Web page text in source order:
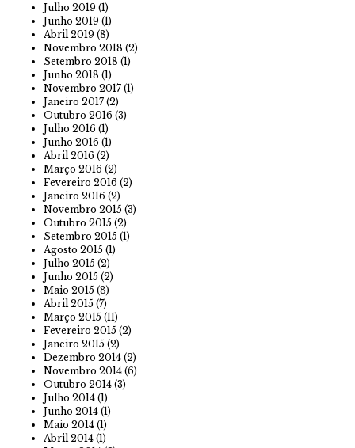
Julho 2019 (1)
Junho 2019 (1)
Abril 2019 (8)
Novembro 2018 (2)
Setembro 2018 (1)
Junho 2018 (1)
Novembro 2017 (1)
Janeiro 2017 (2)
Outubro 2016 (3)
Julho 2016 (1)
Junho 2016 (1)
Abril 2016 (2)
Março 2016 (2)
Fevereiro 2016 (2)
Janeiro 2016 (2)
Novembro 2015 (3)
Outubro 2015 (2)
Setembro 2015 (1)
Agosto 2015 (1)
Julho 2015 (2)
Junho 2015 (2)
Maio 2015 (8)
Abril 2015 (7)
Março 2015 (11)
Fevereiro 2015 (2)
Janeiro 2015 (2)
Dezembro 2014 (2)
Novembro 2014 (6)
Outubro 2014 (3)
Julho 2014 (1)
Junho 2014 (1)
Maio 2014 (1)
Abril 2014 (1)